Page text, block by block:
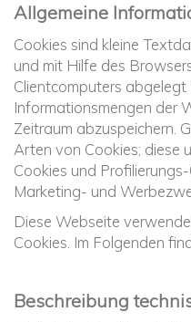
Allgemeine
Cookies sind kleine
und mit Hilfe des
Clientcomputers abgelegt
Informationsmengen der
Zeitraum abzuspeichern.
Arten von Cookies; diese
Cookies und
Marketing- und
Diese Webseite
Cookies. Im Folgenden
Beschreibung